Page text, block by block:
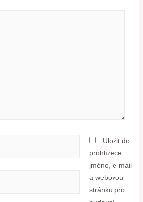
Uložit do
prohlížeče
jméno, e-mail
a webovou
stránku pro